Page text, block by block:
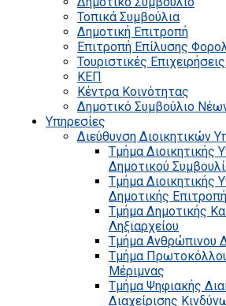
Τοπικά Συμβούλια
Δημοτική Επιτροπή
Επιτροπή Επίλυσης
Τουριστικές
ΚΕΠ
Κέντρα Κοινότητας
Δημοτικό Συμβούλιο
Υπηρεσίες
Διεύθυνση Διοικητικών
Τμήμα Διοικητικής
Δημοτικού
Τμήμα Διοικητικής
Δημοτικής
Τμήμα Δημοτικής
Ληξιαρχείου
Τμήμα Ανθρώπινου
Τμήμα Πρωτοκόλλου
Μέριμνας
Τμήμα Ψηφιακής
Διαχείρισης